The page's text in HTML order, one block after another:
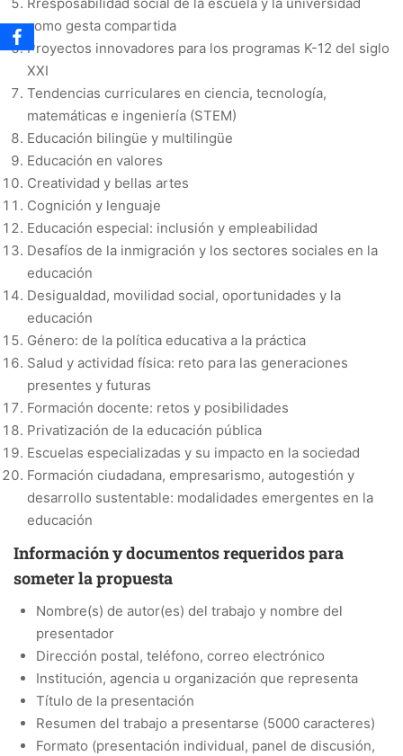
como gesta compartida
Proyectos innovadores para los programas K-12 del siglo
XXI
Tendencias curriculares en ciencia, tecnología,
matemáticas e ingeniería (STEM)
Educación bilingüe y multilingüe
Educación en valores
Creatividad y bellas artes
Cognición y lenguaje
Educación especial: inclusión y empleabilidad
Desafíos de la inmigración y los sectores sociales en la
educación
Desigualdad, movilidad social, oportunidades y la
educación
Género: de la política educativa a la práctica
Salud y actividad física: reto para las generaciones
presentes y futuras
Formación docente: retos y posibilidades
Privatización de la educación pública
Escuelas especializadas y su impacto en la sociedad
Formación ciudadana, empresarismo, autogestión y
desarrollo sustentable: modalidades emergentes en la
educación
Información y documentos requeridos para
someter la propuesta
Nombre(s) de autor(es) del trabajo y nombre del
presentador
Dirección postal, teléfono, correo electrónico
Institución, agencia u organización que representa
Título de la presentación
Resumen del trabajo a presentarse (5000 caracteres)
Formato (presentación individual, panel de discusión,